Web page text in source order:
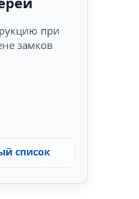
при
замков
список